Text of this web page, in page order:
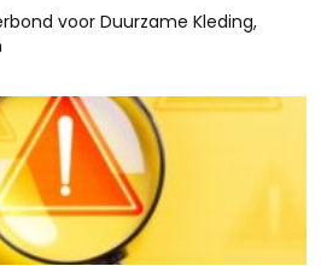
voor Duurzame Kleding,